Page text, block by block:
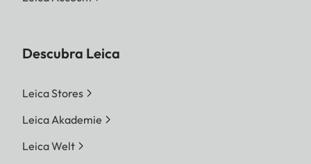
Descubra Leica
Leica Stores
Leica Akademie
Leica Welt